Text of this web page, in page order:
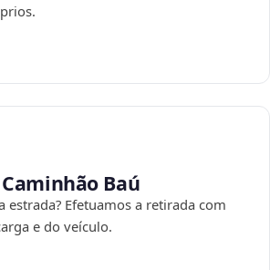
Baú
estrada? Efetuamos a retirada com
e do veículo.